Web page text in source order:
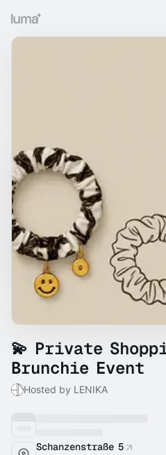
💫 Private
Brunchie Event
Hosted by LENIKA
Schanzenstraße 5